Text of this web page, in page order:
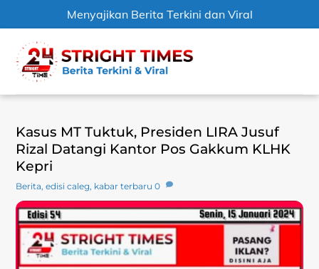
Menyajikan Berita Terkini dan Viral
content
Kasus MT Tuktuk, Presiden LIRA Jusuf
Rizal Datangi Kantor Pos Gakkum KLHK
Kepri
Berita,edisi caleg, kabar terbaru 0